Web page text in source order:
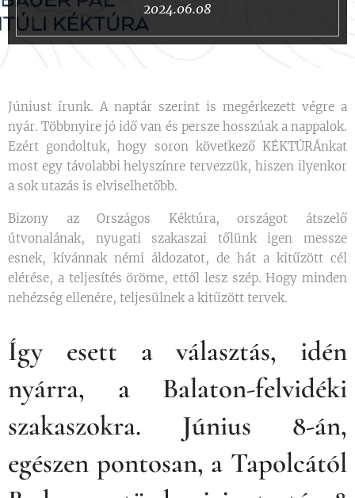
2024.06.08
Júniust írunk. A naptár szerint is megérkezett végre a
nyár. Többnyire jó idő van és persze hosszúak a nappalok.
Ezért gondoltuk, hogy soron következő KÉKTÚRÁnkat
most egy távolabbi helyszínre tervezzük, hiszen ilyenkor
a sok utazás is elviselhetőbb.
Bizony az Országos Kéktúra, országot átszelő
útvonalának, nyugati szakaszai tőlünk igen messze
esnek, kívánnak némi áldozatot, de hát a kitűzött cél
elérése, a teljesítés öröme, ettől lesz szép. Hogy minden
nehézség ellenére, teljesülnek a kitűzött tervek.
Így esett a választás, idén
nyárra, a Balaton-felvidéki
szakaszokra. Június 8-án,
egészen pontosan, a Tapolcától